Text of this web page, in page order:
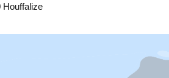
Houffalize